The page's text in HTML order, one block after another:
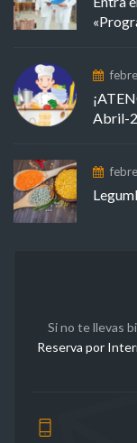
Abril-
Si no te llevas
Reserva por